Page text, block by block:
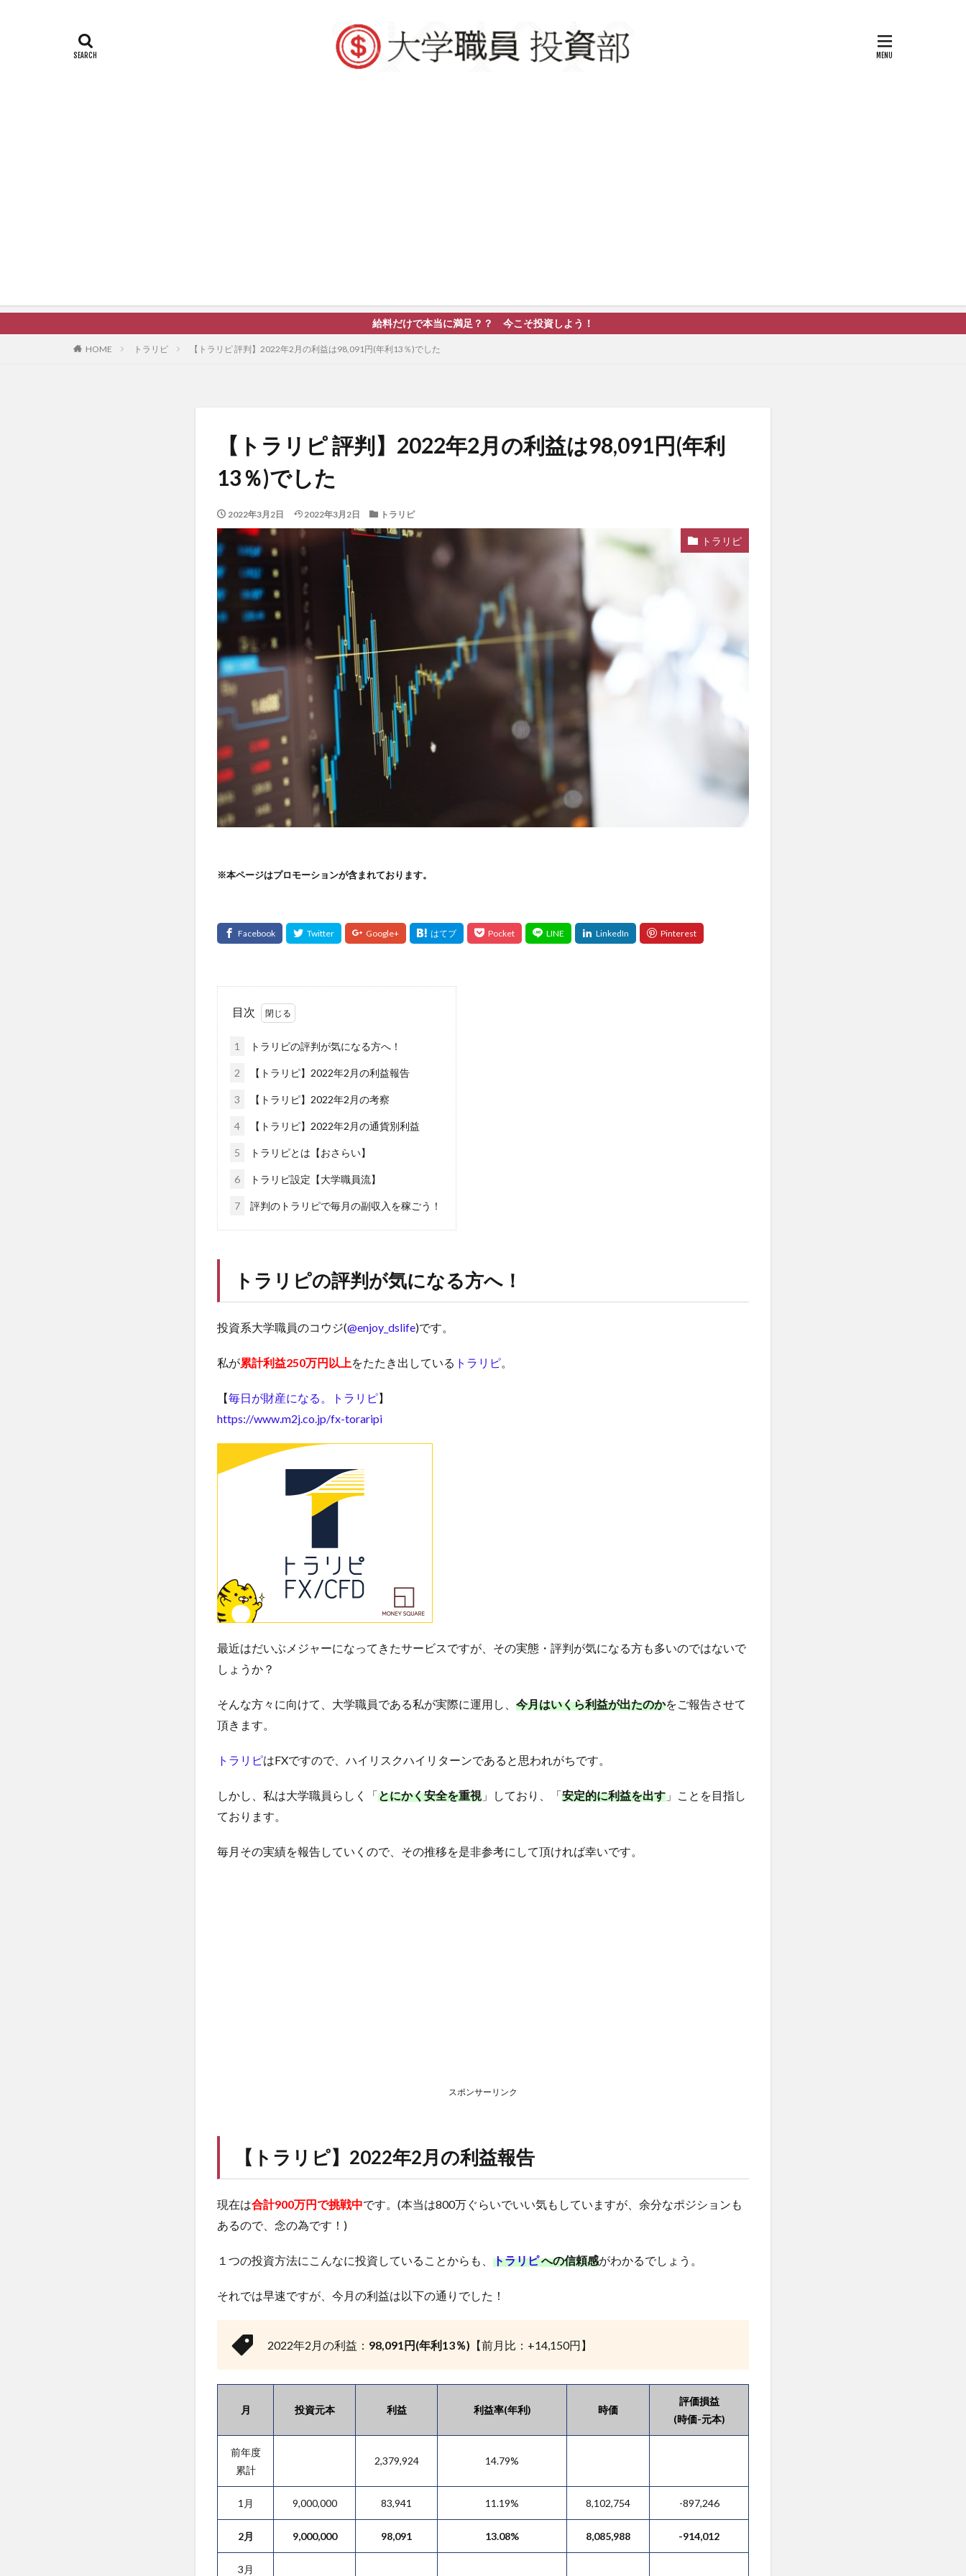
給料だけで本当に満足？？ 今こそ投資しよう！
HOME トラリピ 【トラリピ 評判】2022年2月の利益は98,091円(年利13％)でした
【トラリピ 評判】2022年2月の利益は98,091円(年利
13％)でした
2022年3月2日 2022年3月2日 トラリピ
トラリピ
※本ページはプロモーションが含まれております。
目次
1 トラリピの評判が気になる方へ！
2 【トラリピ】2022年2月の利益報告
3 【トラリピ】2022年2月の考察
4 【トラリピ】2022年2月の通貨別利益
5 トラリピとは【おさらい】
6 トラリピ設定【大学職員流】
7 評判のトラリピで毎月の副収入を稼ごう！
トラリピの評判が気になる方へ！
投資系大学職員のコウジ(@enjoy_dslife)です。
私が累計利益250万円以上をたたき出している トラリピ。
【毎日が財産になる。トラリピ】
https://www.m2j.co.jp/fx-toraripi
最近はだいぶメジャーになってきたサービスですが、その実態・評判が気になる方も多いのではないで
しょうか？
そんな方々に向けて、大学職員である私が実際に運用し、 今月はいくら利益が出たのかをご報告させて
頂きます。
トラリピはFXですので、ハイリスクハイリターンであると思われがちです。
しかし、私は大学職員らしく「とにかく安全を重視」しており、「安定的に利益を出す 」ことを目指し
ております。
毎月その実績を報告していくので、その推移を是非参考にして頂ければ幸いです。
スポンサーリンク
【 トラリピ】2022年2月の利益報告
現在は合計900万円で挑戦中です。(本当は800万ぐらいでいい気もしていますが、余分なポジションも
あるので、念の為です！)
１つの投資方法にこんなに投資していることからも、 トラリピへの信頼感がわかるでしょう。
それでは早速ですが、今月の利益は以下の通りでした！
2022年2月の利益： 98,091円(年利13％) 【前月比：+14,150円】
月 投資元本 利益 利益率(年利) 時価
評価損益
(時価-元本)
前年度
累計
2,379,924 14.79%
1月 9,000,000 83,941 11.19% 8,102,754 -897,246
2月 9,000,000 98,091 13.08% 8,085,988 -914,012
3月